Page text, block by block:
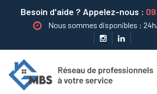
Besoin d'aide ? Appelez-nous :
Nous sommes disponibles :